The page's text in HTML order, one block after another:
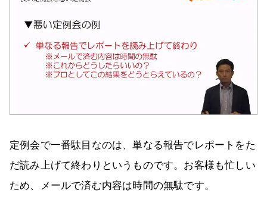
定例会で一番駄目なのは、単なる報告でレポートをた
だ読み上げて終わりというものです。お客様も忙しい
ため、メールで済む内容は時間の無駄です。